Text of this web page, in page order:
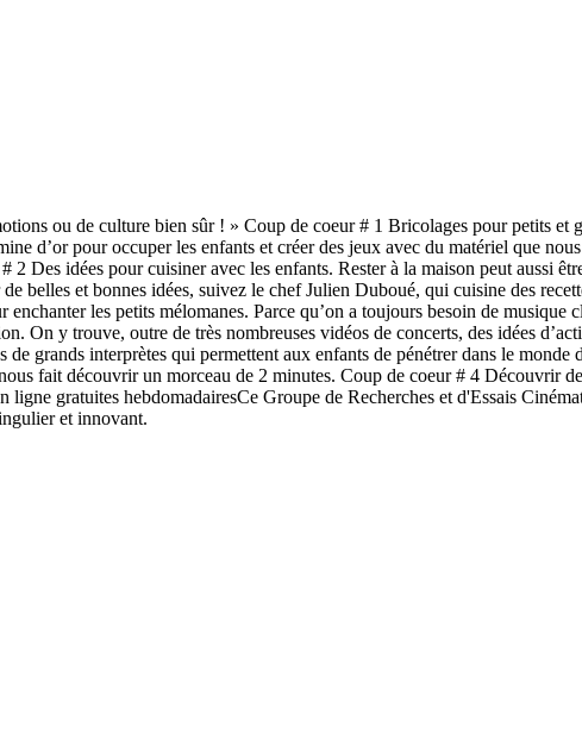
ou de culture bien sûr ! » Coup de coeur # 1 Bricolages pour petits et
d’or pour occuper les enfants et créer des jeux avec du matériel que
Des idées pour cuisiner avec les enfants. Rester à la maison peut aussi
belles et bonnes idées, suivez le chef Julien Duboué, qui cuisine des
les petits mélomanes. Parce qu’on a toujours besoin de musique
On y trouve, outre de très nombreuses vidéos de concerts, des idées
grands interprètes qui permettent aux enfants de pénétrer dans le
fait découvrir un morceau de 2 minutes. Coup de coeur # 4 Découvrir
ligne gratuites hebdomadairesCe Groupe de Recherches et d'Essais
et innovant.